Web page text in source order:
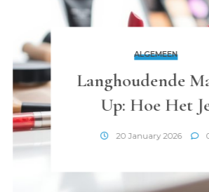
ALGEMEEN
Langhoudende
Up: Hoe Het
Dagelijkse
20 January 2026